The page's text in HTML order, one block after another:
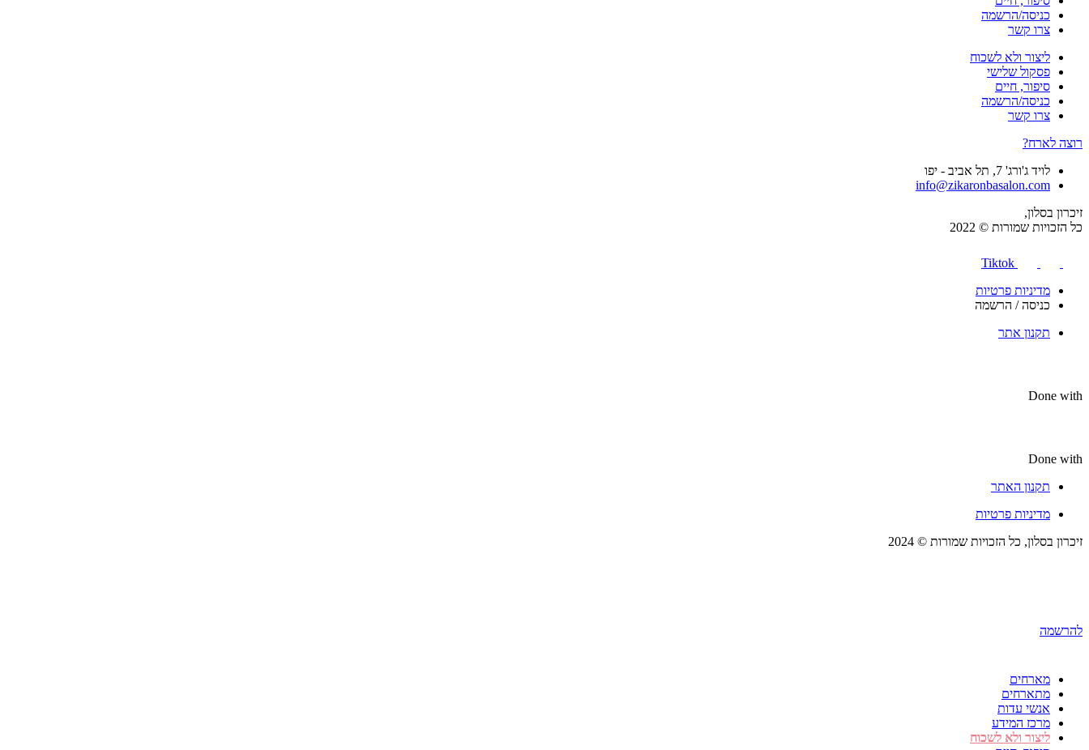
כניסה/הרשמה
צרו קשר
ליצור ולא לשכוח
פסקול שלישי
סיפור, חיים
כניסה/הרשמה
צרו קשר
רוצה לארח?
לויד ג'ורג' 7, תל אביב - יפו
info@zikaronbasalon.com
זיכרון בסלון,
כל הזכויות שמורות © 2022
Tiktok
מדיניות פרטיות
כניסה / הרשמה
תקנון אתר
Done with
Done with
תקנון האתר
מדיניות פרטיות
זיכרון בסלון, כל הזכויות שמורות © 2024
להרשמה
מארחים
מתארחים
אנשי עדות
מרכז המידע
ליצור ולא לשכוח